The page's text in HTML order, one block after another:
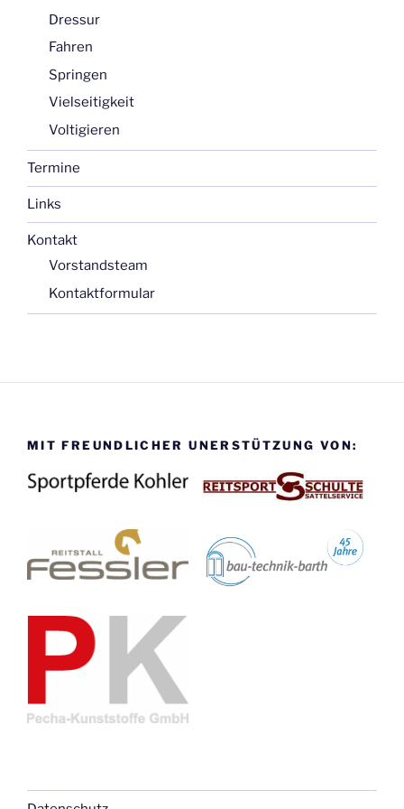
Dressur
Fahren
Springen
Vielseitigkeit
Voltigieren
Termine
Links
Kontakt
Vorstandsteam
Kontaktformular
MIT FREUNDLICHER UNERSTÜTZUNG VON: